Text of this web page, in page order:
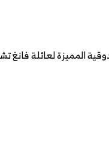
المميزة لعائلة